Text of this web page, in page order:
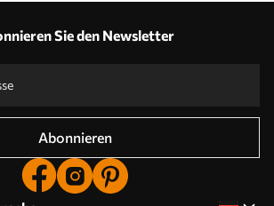
Sie den Newsletter
Abonnieren